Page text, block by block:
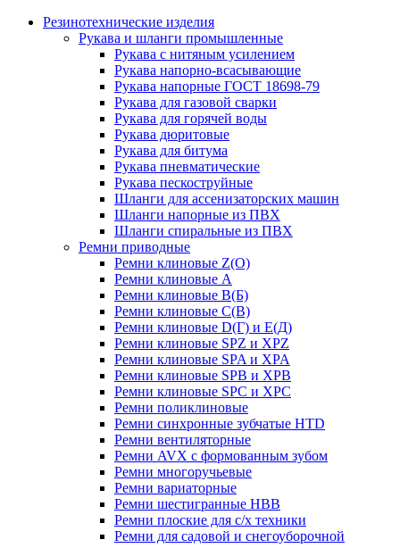
Резинотехнические изделия
Рукава и шланги промышленные
Рукава с нитяным усилением
Рукава напорно-всасывающие
Рукава напорные ГОСТ 18698-79
Рукава для газовой сварки
Рукава для горячей воды
Рукава дюритовые
Рукава для битума
Рукава пневматические
Рукава пескоструйные
Шланги для ассенизаторских машин
Шланги напорные из ПВХ
Шланги спиральные из ПВХ
Ремни приводные
Ремни клиновые Z(О)
Ремни клиновые А
Ремни клиновые В(Б)
Ремни клиновые С(В)
Ремни клиновые D(Г) и Е(Д)
Ремни клиновые SPZ и XPZ
Ремни клиновые SPA и XPA
Ремни клиновые SPB и XPB
Ремни клиновые SPC и XPC
Ремни поликлиновые
Ремни синхронные зубчатые HTD
Ремни вентиляторные
Ремни AVX с формованным зубом
Ремни многоручьевые
Ремни вариаторные
Ремни шестигранные HBB
Ремни плоские для с/х техники
Ремни для садовой и снегоуборочной